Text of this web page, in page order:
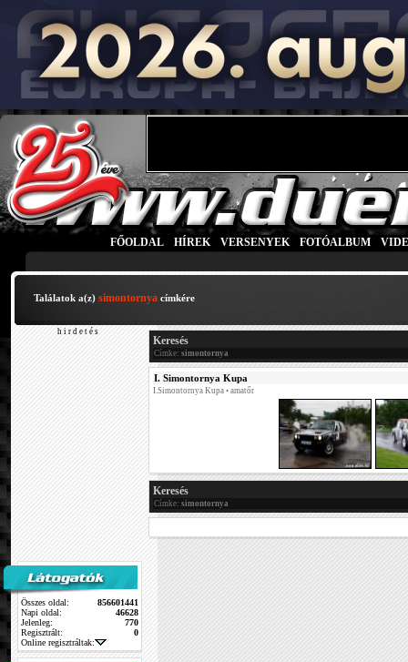
FŐOLDAL HÍREK VERSENYEK FOTÓALBUM
Találatok a(z)simontornya címkére
h i r d e t é s
Összes oldal:
856601441
Napi oldal:
46628
Jelenleg:
770
Regisztrált:
0
Online regisztráltak:
Keresés
Címke: simontornya
I. Simontornya Kupa
I.Simontornya Kupa • amatőr
Keresés
Címke: simontornya